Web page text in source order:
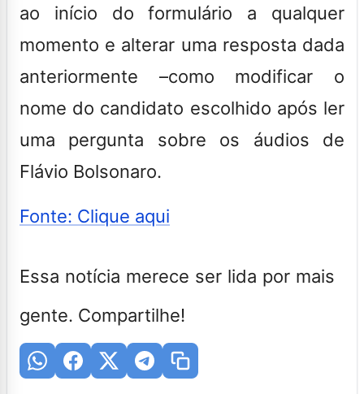
ao início do formulário a qualquer
momento e alterar uma resposta dada
anteriormente –como modificar o
nome do candidato escolhido após ler
uma pergunta sobre os áudios de
Flávio Bolsonaro.
Fonte: Clique aqui
Essa notícia merece ser lida por mais
gente. Compartilhe!